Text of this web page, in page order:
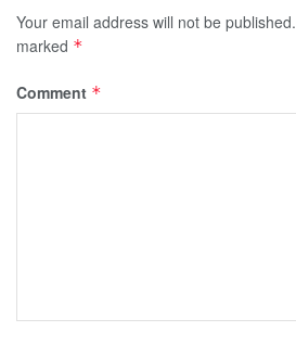
Your email address will not be published.
marked *
Comment *